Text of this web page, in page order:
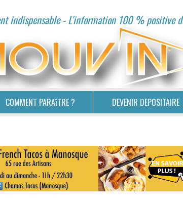
indispensable - L'information 100 % positive
COMMENT PARAîTRE ? DEVENIR DEPOSITAIRE